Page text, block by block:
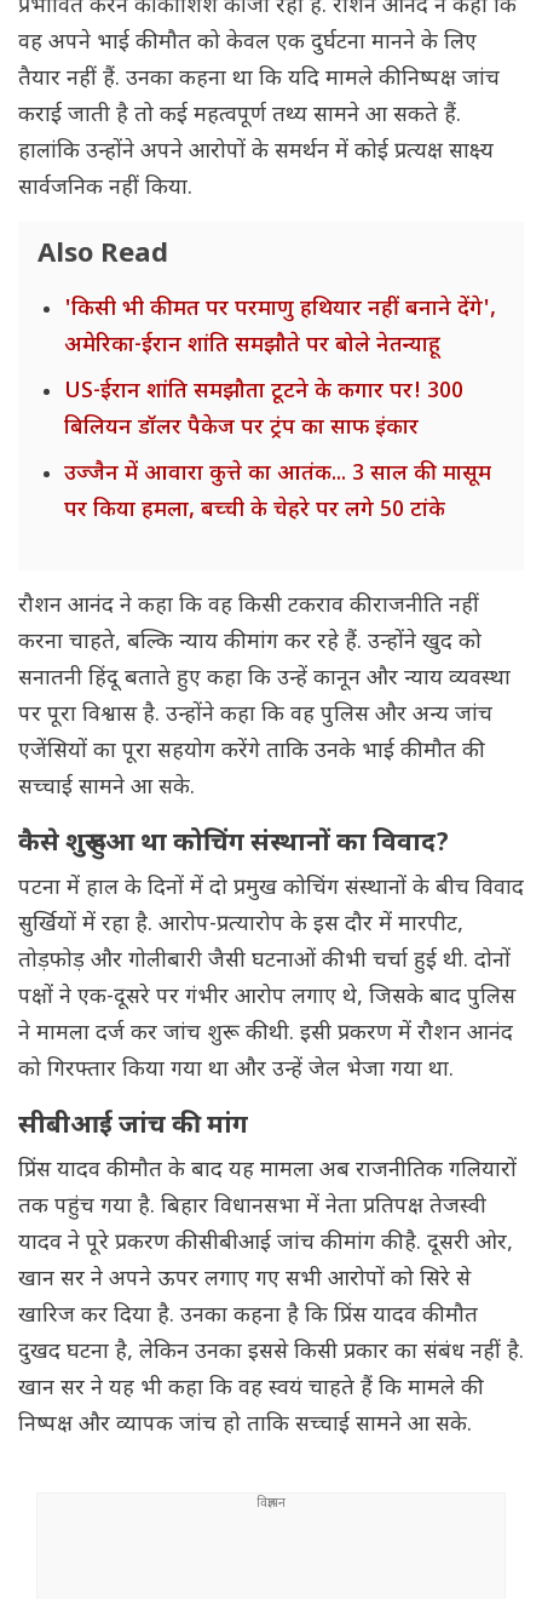
प्रभावित करने की कोशिश की जा रही है. रौशन आनंद ने कहा कि
वह अपने भाई की मौत को केवल एक दुर्घटना मानने के लिए
तैयार नहीं हैं. उनका कहना था कि यदि मामले की निष्पक्ष जांच
कराई जाती है तो कई महत्वपूर्ण तथ्य सामने आ सकते हैं.
हालांकि उन्होंने अपने आरोपों के समर्थन में कोई प्रत्यक्ष साक्ष्य
सार्वजनिक नहीं किया.
Also Read
'किसी भी कीमत पर परमाणु हथियार नहीं बनाने देंगे',
अमेरिका-ईरान शांति समझौते पर बोले नेतन्याहू
US-ईरान शांति समझौता टूटने के कगार पर! 300
बिलियन डॉलर पैकेज पर ट्रंप का साफ इंकार
उज्जैन में आवारा कुत्ते का आतंक... 3 साल की मासूम
पर किया हमला, बच्ची के चेहरे पर लगे 50 टांके
रौशन आनंद ने कहा कि वह किसी टकराव की राजनीति नहीं
करना चाहते, बल्कि न्याय की मांग कर रहे हैं. उन्होंने खुद को
सनातनी हिंदू बताते हुए कहा कि उन्हें कानून और न्याय व्यवस्था
पर पूरा विश्वास है. उन्होंने कहा कि वह पुलिस और अन्य जांच
एजेंसियों का पूरा सहयोग करेंगे ताकि उनके भाई की मौत की
सच्चाई सामने आ सके.
कैसे शुरू हुआ था कोचिंग संस्थानों का विवाद?
पटना में हाल के दिनों में दो प्रमुख कोचिंग संस्थानों के बीच विवाद
सुर्खियों में रहा है. आरोप-प्रत्यारोप के इस दौर में मारपीट,
तोड़फोड़ और गोलीबारी जैसी घटनाओं की भी चर्चा हुई थी. दोनों
पक्षों ने एक-दूसरे पर गंभीर आरोप लगाए थे, जिसके बाद पुलिस
ने मामला दर्ज कर जांच शुरू की थी. इसी प्रकरण में रौशन आनंद
को गिरफ्तार किया गया था और उन्हें जेल भेजा गया था.
सीबीआई जांच की मांग
प्रिंस यादव की मौत के बाद यह मामला अब राजनीतिक गलियारों
तक पहुंच गया है. बिहार विधानसभा में नेता प्रतिपक्ष तेजस्वी
यादव ने पूरे प्रकरण की सीबीआई जांच की मांग की है. दूसरी ओर,
खान सर ने अपने ऊपर लगाए गए सभी आरोपों को सिरे से
खारिज कर दिया है. उनका कहना है कि प्रिंस यादव की मौत
दुखद घटना है, लेकिन उनका इससे किसी प्रकार का संबंध नहीं है.
खान सर ने यह भी कहा कि वह स्वयं चाहते हैं कि मामले की
निष्पक्ष और व्यापक जांच हो ताकि सच्चाई सामने आ सके.